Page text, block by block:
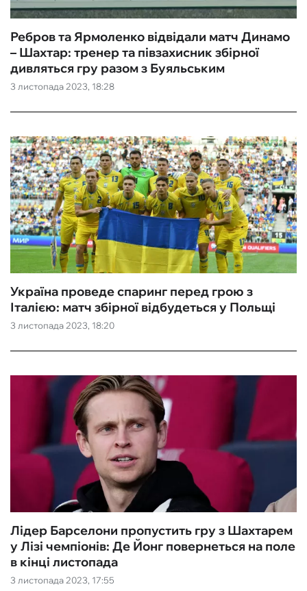
3 листопада 2023, 18:28
Ребров та Ярмоленко відвідали матч Динамо
– Шахтар: тренер та півзахисник збірної
дивляться гру разом з Буяльським
3 листопада 2023, 18:20
Україна проведе спаринг перед грою з
Італією: матч збірної відбудеться у Польщі
3 листопада 2023, 17:55
Лідер Барселони пропустить гру з Шахтарем
у Лізі чемпіонів: Де Йонг повернеться на поле
в кінці листопада